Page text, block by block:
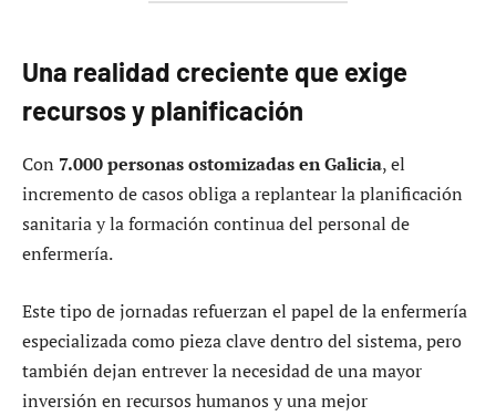
Una realidad creciente que exige
recursos y planificación
Con 7.000 personas ostomizadas en Galicia, el
incremento de casos obliga a replantear la planificación
sanitaria y la formación continua del personal de
enfermería.
Este tipo de jornadas refuerzan el papel de la enfermería
especializada como pieza clave dentro del sistema, pero
también dejan entrever la necesidad de una mayor
inversión en recursos humanos y una mejor